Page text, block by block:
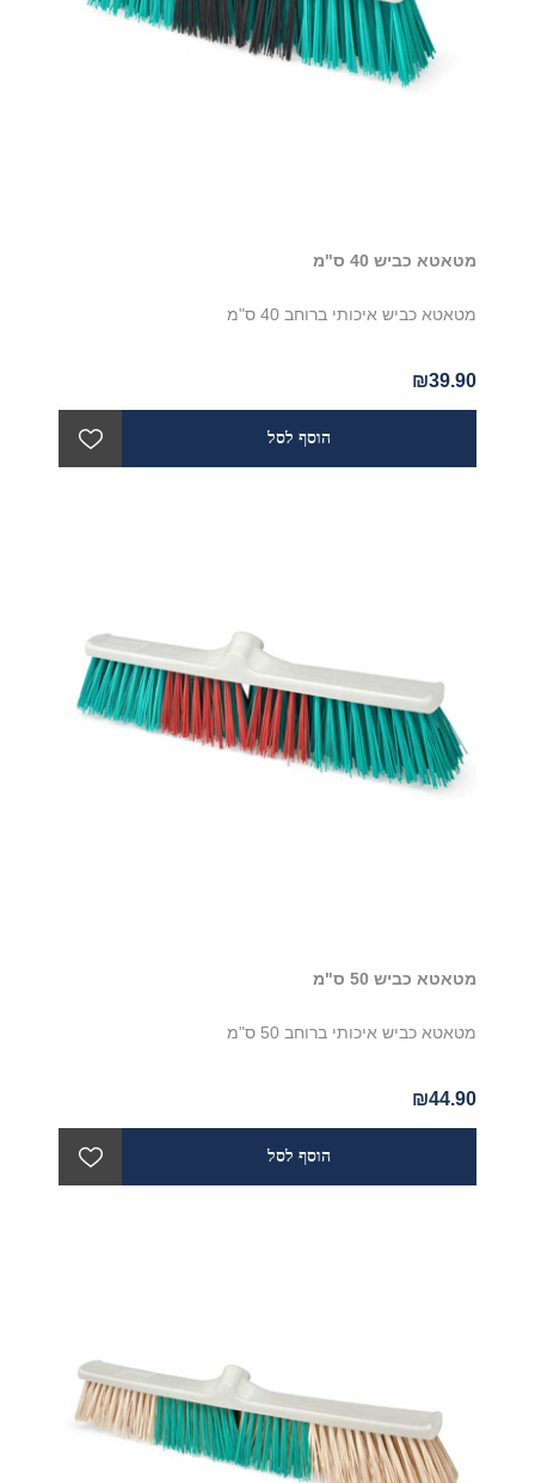
מטאטא כביש 40 ס"מ
מטאטא כביש איכותי ברוחב 40 ס"מ
₪39.90
מטאטא כביש 50 ס"מ
מטאטא כביש איכותי ברוחב 50 ס"מ
₪44.90